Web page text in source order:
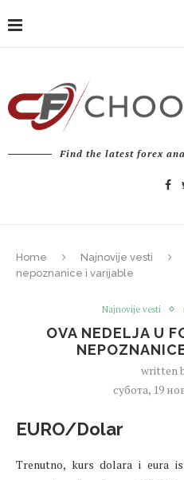
Find the latest forex
Home Najnovije vesti
nepoznanice i varijable
Najnovije vesti
OVA NEDELJA U
written
субота, 19
EURO/Dolar
Trenutno, kurs dolara i eura